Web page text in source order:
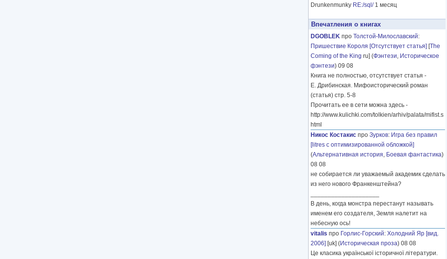
Drunkenmunky RE:/sql/ 1 месяц
Впечатления о книгах
DGOBLEK про Толстой-Милославский:
Пришествие Короля [Отсутствует статья] [The
Coming of the King ru] (Фэнтези, Историческое
фэнтези) 09 08
Книга не полностью, отсутствует статья -
Е. Дрибинская. Мифоисторический роман
(статья) стр. 5-8
Прочитать ее в сети можна здесь -
http://www.kulichki.com/tolkien/arhiv/palata/mifist.s
html
Никос Костакис про Зурков: Игра без правил
[litres с оптимизированной обложкой]
(Альтернативная история, Боевая фантастика)
08 08
не собирается ли уважаемый академик сделать
из него нового Франкенштейна?
В день, когда монстра перестанут называть
именем его создателя, Земля налетит на
небесную ось!
vitalis про Горлис-Горский: Холодний Яр [вид.
2006] [uk] (Историческая проза) 08 08
Це класика української історичної літератури.